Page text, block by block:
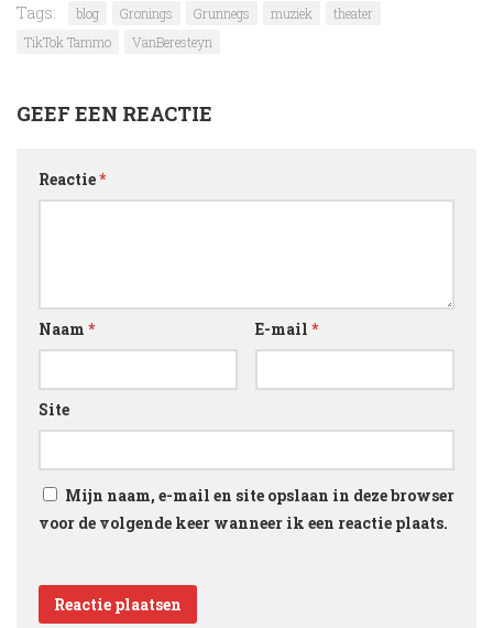
Tags: blog Gronings Grunnegs muziek
theater
TikTok Tammo
VanBeresteyn
GEEF EEN REACTIE
Reactie*
Naam * E-mail *
Site
Mijn naam, e-mail en site opslaan in deze browser
voor de volgende keer wanneer ik een reactie plaats.